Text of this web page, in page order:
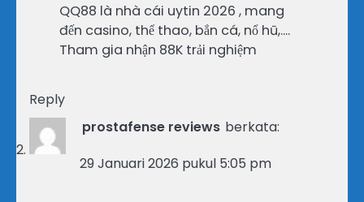
QQ88 là nhà cái uytin 2026 , mang
đến casino, thể thao, bắn cá, nổ hũ,….
Tham gia nhận 88K trải nghiệm
Reply
prostafense reviews berkata:
29 Januari 2026 pukul 5:05 pm